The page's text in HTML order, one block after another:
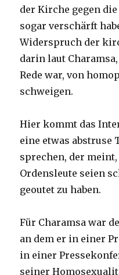
der Kirche gegen
sogar verschärft
Widerspruch der
darin laut
Rede war, von
schweigen.
Hier kommt das
eine etwas abstruse
sprechen, der
Ordensleute seien
geoutet zu haben.
Für Charamsa war
an dem er in einer
in einer
seiner